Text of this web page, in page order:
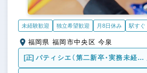
未経験歓迎 独立希望歓迎 月8日休み 駅すぐ
福岡県 福岡市中央区 今泉
[正] パティシエ（第二新卒・実務未経
験）